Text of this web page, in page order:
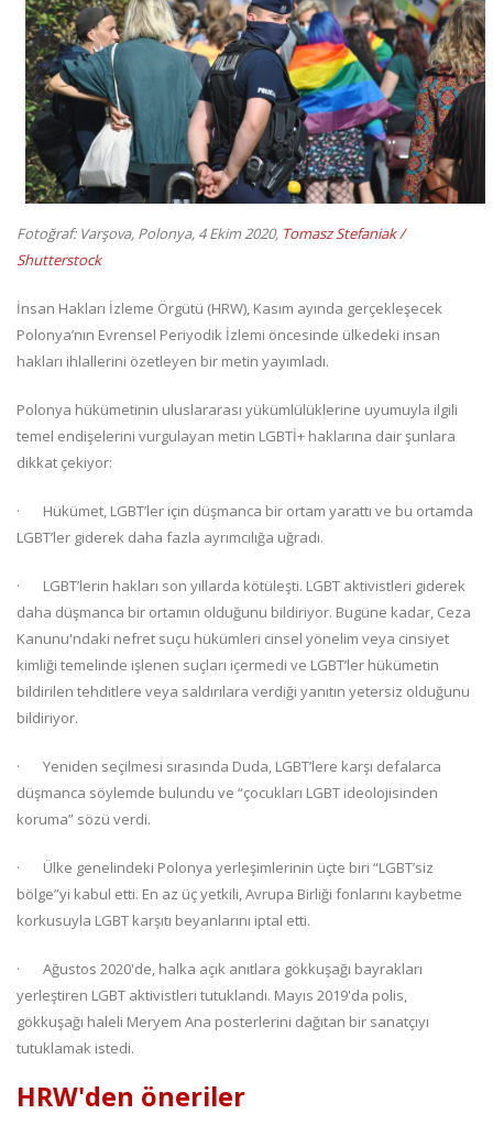
Fotoğraf: Varşova, Polonya, 4 Ekim 2020, Tomasz Stefaniak /
Shutterstock
İnsan Hakları İzleme Örgütü (HRW), Kasım ayında gerçekleşecek
Polonya’nın Evrensel Periyodik İzlemi öncesinde ülkedeki insan
hakları ihlallerini özetleyen bir metin yayımladı.
Polonya hükümetinin uluslararası yükümlülüklerine uyumuyla ilgili
temel endişelerini vurgulayan metin LGBTİ+ haklarına dair şunlara
dikkat çekiyor:
· Hükümet, LGBT’ler için düşmanca bir ortam yarattı ve bu ortamda
LGBT’ler giderek daha fazla ayrımcılığa uğradı.
· LGBT’lerin hakları son yıllarda kötüleşti. LGBT aktivistleri giderek
daha düşmanca bir ortamın olduğunu bildiriyor. Bugüne kadar, Ceza
Kanunu'ndaki nefret suçu hükümleri cinsel yönelim veya cinsiyet
kimliği temelinde işlenen suçları içermedi ve LGBT’ler hükümetin
bildirilen tehditlere veya saldırılara verdiği yanıtın yetersiz olduğunu
bildiriyor.
· Yeniden seçilmesi sırasında Duda, LGBT’lere karşı defalarca
düşmanca söylemde bulundu ve “çocukları LGBT ideolojisinden
koruma” sözü verdi.
· Ülke genelindeki Polonya yerleşimlerinin üçte biri “LGBT’siz
bölge”yi kabul etti. En az üç yetkili, Avrupa Birliği fonlarını kaybetme
korkusuyla LGBT karşıtı beyanlarını iptal etti.
· Ağustos 2020'de, halka açık anıtlara gökkuşağı bayrakları
yerleştiren LGBT aktivistleri tutuklandı. Mayıs 2019'da polis,
gökkuşağı haleli Meryem Ana posterlerini dağıtan bir sanatçıyı
tutuklamak istedi.
HRW'den öneriler